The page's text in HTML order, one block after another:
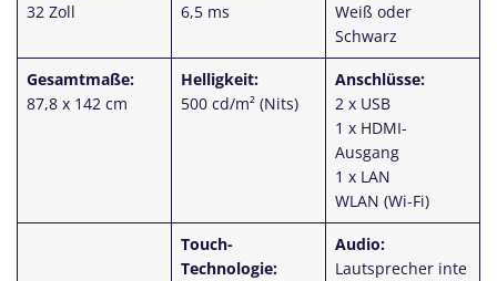
32 Zoll
6,5 ms
Weiß oder
Schwarz
Gesamtmaße:
87,8 x 142 cm
Helligkeit:
500 cd/m² (Nits)
Anschlüsse:
2 x USB
1 x HDMI-
Ausgang
1 x LAN
WLAN (Wi-Fi)
Touch-
Technologie:
Audio:
Lautsprecher inte